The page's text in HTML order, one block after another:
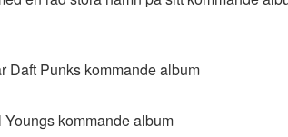
Daft Punks kommande album
kommande album